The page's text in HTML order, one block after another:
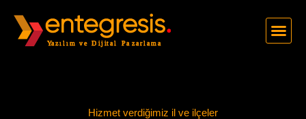
Hizmet verdiğimiz il ve ilçeler